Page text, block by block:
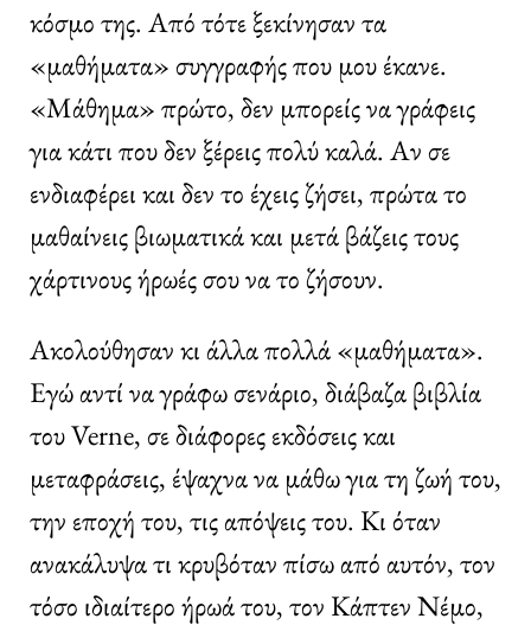
κόσμο της. Από τότε ξεκίνησαν τα
«μαθήματα» συγγραφής που μου έκανε.
«Μάθημα» πρώτο, δεν μπορείς να γράφεις
για κάτι που δεν ξέρεις πολύ καλά. Αν σε
ενδιαφέρει και δεν το έχεις ζήσει, πρώτα το
μαθαίνεις βιωματικά και μετά βάζεις τους
χάρτινους ήρωές σου να το ζήσουν.
Ακολούθησαν κι άλλα πολλά «μαθήματα».
Εγώ αντί να γράφω σενάριο, διάβαζα βιβλία
του Verne, σε διάφορες εκδόσεις και
μεταφράσεις, έψαχνα να μάθω για τη ζωή του,
την εποχή του, τις απόψεις του. Κι όταν
ανακάλυψα τι κρυβόταν πίσω από αυτόν, τον
τόσο ιδιαίτερο ήρωά του, τον Κάπτεν Νέμο,